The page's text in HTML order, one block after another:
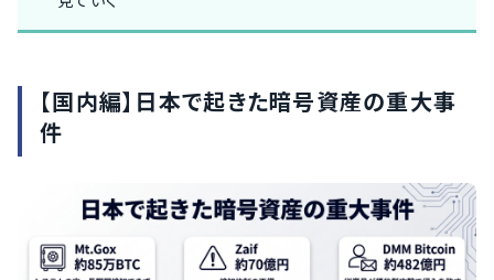
【国内編】日本で起きた暗号資産の重大事
件